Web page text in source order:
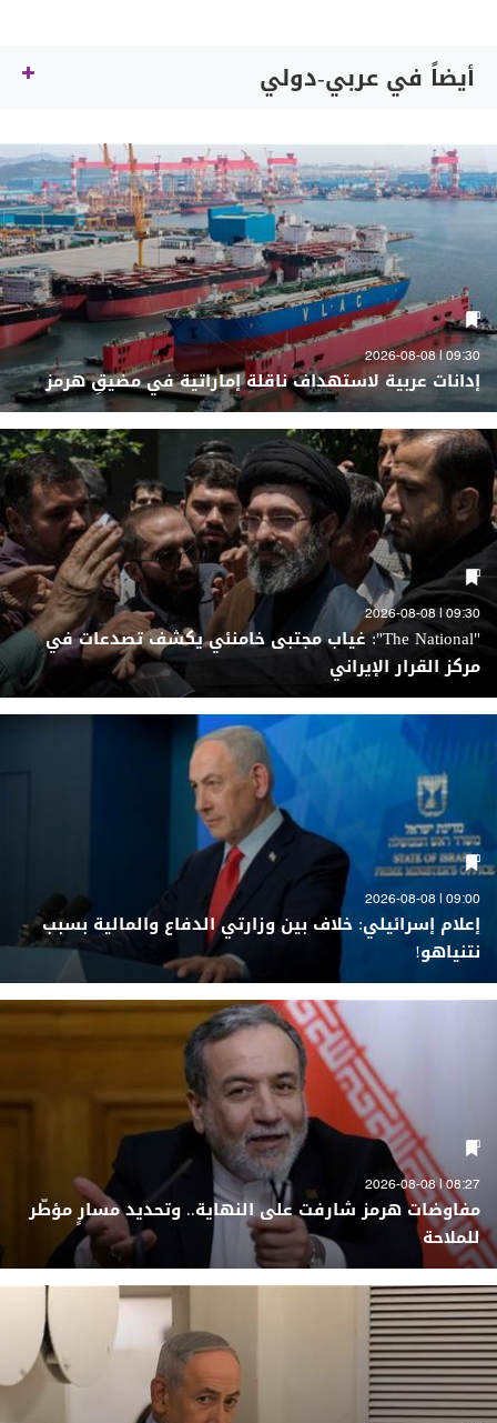
أيضاً في عربي-دولي
09:30 | 2026-08-08
إدانات عربية لاستهداف ناقلة إماراتية في مضيقِ هرمز
09:30 | 2026-08-08
"The National": غياب مجتبى خامنئي يكشف تصدعات في
مركز القرار الإيراني
09:00 | 2026-08-08
إعلام إسرائيلي: خلاف بين وزارتي الدفاع والمالية بسبب
نتنياهو!
08:27 | 2026-08-08
مفاوضات هرمز شارفت على النهاية.. وتحديد مسارٍ مؤطّر
للملاحة